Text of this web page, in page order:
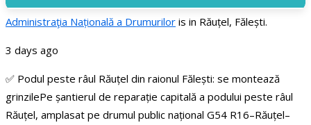
Administraţia Națională a Drumurilor is in Răuțel, Fălești.
3 days ago
✅ Podul peste râul Răuțel din raionul Fălești: se montează
grinzilePe șantierul de reparație capitală a podului peste râul
Răuțel, amplasat pe drumul public național G54 R16–Răuțel–